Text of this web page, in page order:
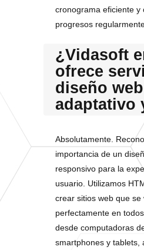
cronograma eficiente y
progresos
¿Vidasoft
ofrece
diseño web
adaptativo
Absolutamente.
importancia de un
responsivo para la
usuario. Utilizamos
crear sitios web que se
perfectamente en
desde computadoras
smartphones y tablets,